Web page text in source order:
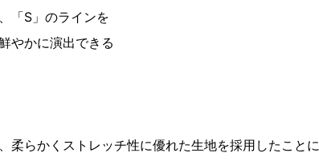
「S」のラインを
やかに演出できる
柔らかくストレッチ性に優れた生地を採用したことに